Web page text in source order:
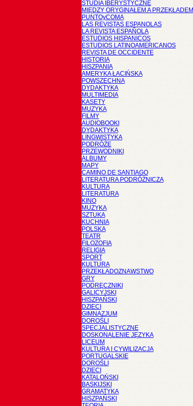
STUDIA IBERYSTYCZNE
MIĘDZY ORYGINAŁEM A PRZEKŁADEM
PUNTOyCOMA
LAS REVISTAS ESPANOLAS
LA REVISTA ESPAÑOLA
ESTUDIOS HISPANICOS
ESTUDIOS LATINOAMERICANOS
REVISTA DE OCCIDENTE
HISTORIA
HISZPANIA
AMERYKA ŁACIŃSKA
POWSZECHNA
DYDAKTYKA
MULTIMEDIA
KASETY
MUZYKA
FILMY
AUDIOBOOKI
DYDAKTYKA
LINGWISTYKA
PODRÓŻE
PRZEWODNIKI
ALBUMY
MAPY
CAMINO DE SANTIAGO
LITERATURA PODRÓŻNICZA
KULTURA
LITERATURA
KINO
MUZYKA
SZTUKA
KUCHNIA
POLSKA
TEATR
FILOZOFIA
RELIGIA
SPORT
KULTURA
PRZEKŁADOZNAWSTWO
GRY
PODRĘCZNIKI
GALICYJSKI
HISZPAŃSKI
DZIECI
GIMNAZJUM
DOROŚLI
SPECJALISTYCZNE
DOSKONALENIE JĘZYKA
LICEUM
KULTURA I CYWILIZACJA
PORTUGALSKIE
DOROŚLI
DZIECI
KATALOŃSKI
BASKIJSKI
GRAMATYKA
HISZPAŃSKI